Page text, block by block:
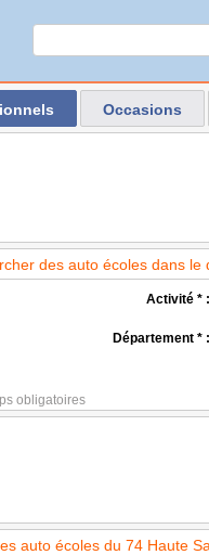
Occasions
des auto écoles dans
Activité * :
Département * :
obligatoires
auto écoles du 74 Haute